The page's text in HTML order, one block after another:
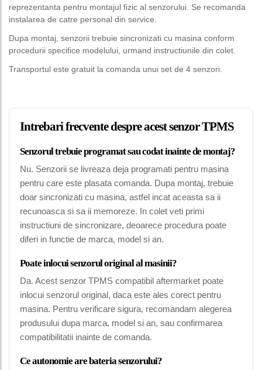
reprezentanta pentru montajul fizic al senzorului. Se recomanda
instalarea de catre personal din service.
Dupa montaj, senzorii trebuie sincronizati cu masina conform
procedurii specifice modelului, urmand instructiunile din colet.
Transportul este gratuit la comanda unui set de 4 senzori.
Intrebari frecvente despre acest senzor TPMS
Senzorul trebuie programat sau codat inainte de montaj?
Nu. Senzorii se livreaza deja programati pentru masina
pentru care este plasata comanda. Dupa montaj, trebuie
doar sincronizati cu masina, astfel incat aceasta sa ii
recunoasca si sa ii memoreze. In colet veti primi
instructiuni de sincronizare, deoarece procedura poate
diferi in functie de marca, model si an.
Poate inlocui senzorul original al masinii?
Da. Acest senzor TPMS compatibil aftermarket poate
inlocui senzorul original, daca este ales corect pentru
masina. Pentru verificare sigura, recomandam alegerea
produsului dupa marca, model si an, sau confirmarea
compatibilitatii inainte de comanda.
Ce autonomie are bateria senzorului?